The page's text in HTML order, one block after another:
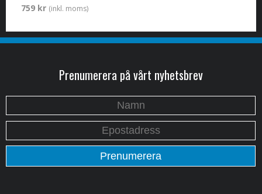
759 kr (inkl. moms)
Prenumerera på vårt nyhetsbrev